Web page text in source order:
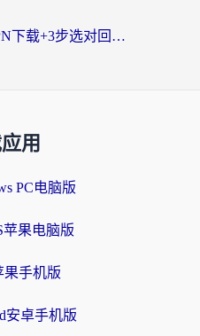
海外党必看：手机VPN下载+3步选对回国加速器，无缝刷国内资源不再愁
应用
PC电脑版
苹果电脑版
果手机版
安卓手机版